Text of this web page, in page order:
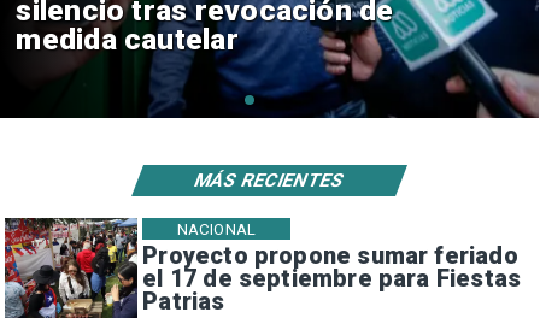
reinicio de relaciones
consulares
Proyecto propone sumar feriado
el 17 de septiembre para Fiestas
Patrias
NACIONAL
MÁS RECIENTES